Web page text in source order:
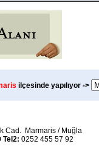
ilçesinde yapılıyor ->
Cad. Marmaris / Muğla
Tel2: 0252 455 57 92